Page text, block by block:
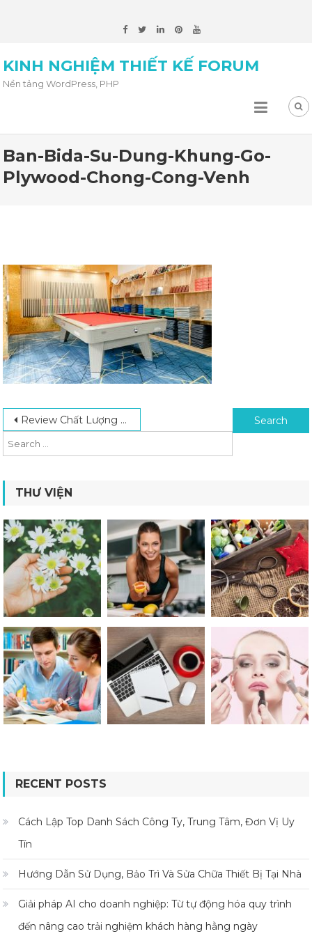
KINH NGHIỆM THIẾT KẾ FORUM
Nền tảng WordPress, PHP
Ban-Bida-Su-Dung-Khung-Go-
Plywood-Chong-Cong-Venh
Post navigation
Review Chất Lượng Bàn Bida Lỗ Tại Bida Trọng Hiếu Search for:
THƯ VIỆN
RECENT POSTS
Cách Lập Top Danh Sách Công Ty, Trung Tâm, Đơn Vị Uy
Tín
Hướng Dẫn Sử Dụng, Bảo Trì Và Sửa Chữa Thiết Bị Tại Nhà
Giải pháp AI cho doanh nghiệp: Từ tự động hóa quy trình
đến nâng cao trải nghiệm khách hàng hằng ngày